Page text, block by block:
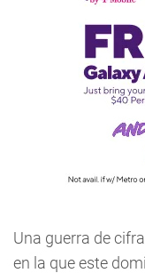
Una guerra de
en la que este